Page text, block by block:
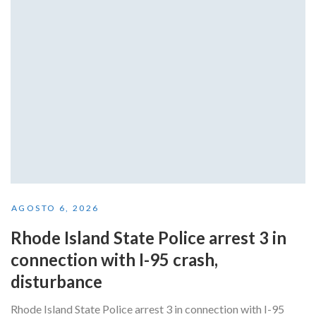
AGOSTO 6, 2026
Rhode Island State Police arrest 3 in
connection with I-95 crash,
disturbance
Rhode Island State Police arrest 3 in connection with I-95